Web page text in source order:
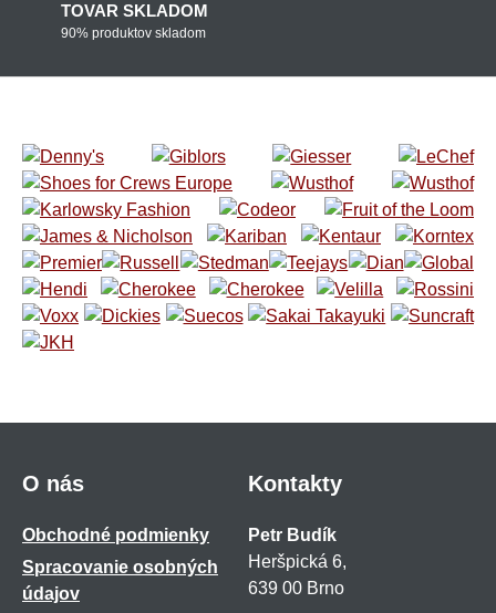
TOVAR SKLADOM
90% produktov skladom
O nás
Obchodné podmienky
Spracovanie osobných
údajov
Kontakty
Petr Budík
Heršpická 6,
639 00 Brno